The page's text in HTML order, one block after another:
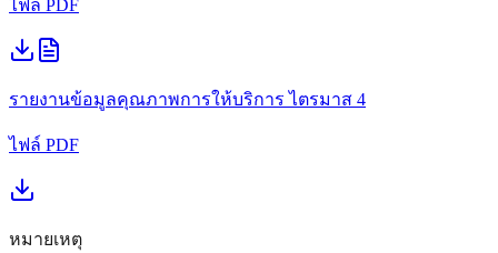
ไฟล์ PDF
รายงานข้อมูลคุณภาพการให้บริการไตรมาส 4
ไฟล์ PDF
หมายเหตุ